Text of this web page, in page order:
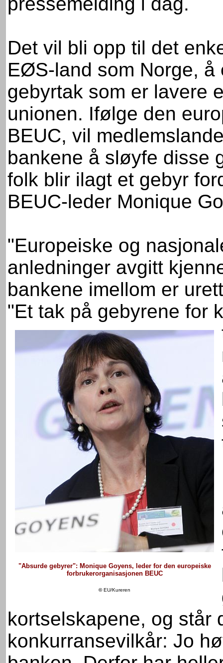
Det vil bli opp til det
EØS-land som Norge,
gebyrtak som er lavere
unionen. Ifølge den
BEUC, vil
bankene å sløyfe disse
folk blir ilagt et gebyr
BEUC-leder Monique
"Europeiske og
anledninger avgitt
bankene imellom er
"Et tak på gebyrene for
"Absurde gebyrer": Monique Goyens, leder for den europeiske
forbrukerorganisasjonen BEUC
©EU/Kureren
kortselskapene, og står
konkurransevilkår: Jo